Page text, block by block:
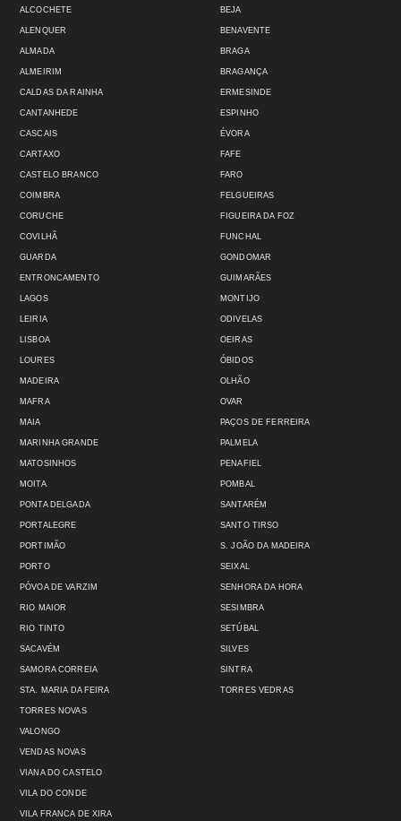
ALCOCHETE
ALENQUER
ALMADA
ALMEIRIM
BEJA
BENAVENTE
BRAGA
BRAGANÇA
CALDAS DA RAINHA
CANTANHEDE
CASCAIS
CARTAXO
CASTELO BRANCO
COIMBRA
CORUCHE
COVILHÃ
GUARDA
ENTRONCAMENTO
ERMESINDE
ESPINHO
ÉVORA
FAFE
FARO
FELGUEIRAS
FIGUEIRA DA FOZ
FUNCHAL
GONDOMAR
GUIMARÃES
LAGOS
LEIRIA
LISBOA
LOURES
MADEIRA
MAFRA
MAIA
MARINHA GRANDE
MATOSINHOS
MOITA
MONTIJO
ODIVELAS
OEIRAS
ÓBIDOS
OLHÃO
OVAR
PAÇOS DE FERREIRA
PALMELA
PENAFIEL
POMBAL
PONTA DELGADA
PORTALEGRE
PORTIMÃO
PORTO
PÓVOA DE VARZIM
RIO MAIOR
RIO TINTO
SACAVÉM
SAMORA CORREIA
STA. MARIA DA FEIRA
SANTARÉM
SANTO TIRSO
S. JOÃO DA MADEIRA
SEIXAL
SENHORA DA HORA
SESIMBRA
SETÚBAL
SILVES
SINTRA
TORRES VEDRAS
TORRES NOVAS
VALONGO
VENDAS NOVAS
VIANA DO CASTELO
VILA DO CONDE
VILA FRANCA DE XIRA